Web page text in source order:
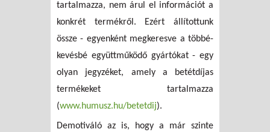
tartalmazza, nem árul el információt a
konkrét termékről. Ezért állítottunk
össze - egyenként megkeresve a többé-
kevésbé együttműködő gyártókat - egy
olyan jegyzéket, amely a betétdíjas
termékeket tartalmazza
(www.humusz.hu/betetdij).
Demotiváló az is, hogy a már szinte